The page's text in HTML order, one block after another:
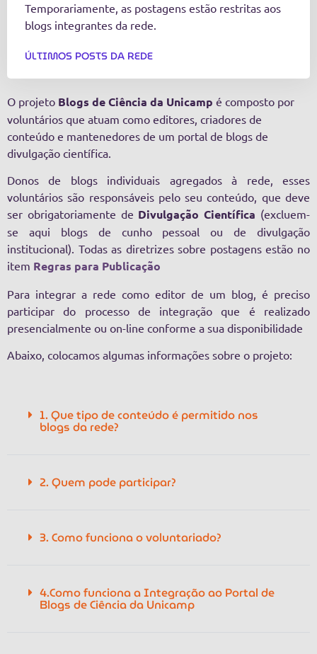
Temporariamente, as postagens estão restritas aos
blogs integrantes da rede.
ÚLTIMOS POSTS DA REDE
O projeto Blogs de Ciência da Unicamp é composto por
voluntários que atuam como editores, criadores de
conteúdo e mantenedores de um portal de blogs de
divulgação científica.
Donos de blogs individuais agregados à rede, esses
voluntários são responsáveis pelo seu conteúdo, que deve
ser obrigatoriamente de Divulgação Científica (excluem-
se aqui blogs de cunho pessoal ou de divulgação
institucional). Todas as diretrizes sobre postagens estão no
item Regras para Publicação
Para integrar a rede como editor de um blog, é preciso
participar do processo de integração que é realizado
presencialmente ou on-line conforme a sua disponibilidade
Abaixo, colocamos algumas informações sobre o projeto:
1. Que tipo de conteúdo é permitido nos
blogs da rede?
2. Quem pode participar?
3. Como funciona o voluntariado?
4.Como funciona a Integração ao Portal de
Blogs de Ciência da Unicamp